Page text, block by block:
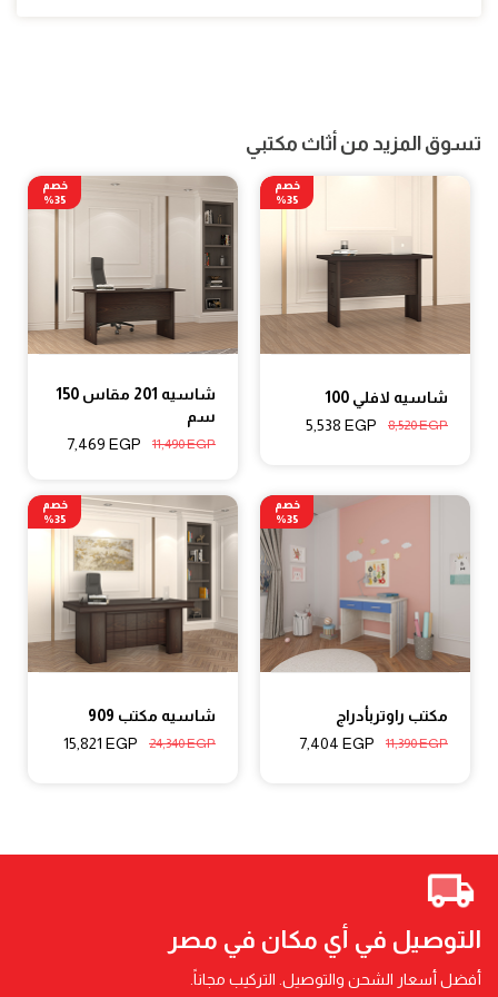
تسوق المزيد من أثاث مكتبي
شاسيه لافلي 100
8,520EGP
5,538 EGP
خصم
35%
شاسيه 201 مقاس 150
سم
11,490EGP
7,469 EGP
خصم
35%
مكتب راوتربأدراج
11,390EGP
7,404 EGP
خصم
35%
شاسيه مكتب 909
24,340EGP
15,821 EGP
خصم
35%
التوصيل في أي مكان في مصر
أفضل أسعار الشحن والتوصيل. التركيب مجاناً.